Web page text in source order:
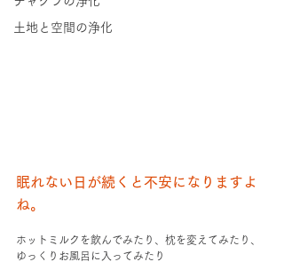
土地と空間の浄化
眠れない日が続くと不安になりますよ
ね。
ホットミルクを飲んでみたり、枕を変えてみたり、
ゆっくりお風呂に入ってみたり